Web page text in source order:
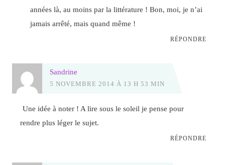
années là, au moins par la littérature ! Bon, moi, je n’ai
jamais arrêté, mais quand même !
RÉPONDRE
Sandrine
5 NOVEMBRE 2014 À 13 H 53 MIN
Une idée à noter ! A lire sous le soleil je pense pour
rendre plus léger le sujet.
RÉPONDRE